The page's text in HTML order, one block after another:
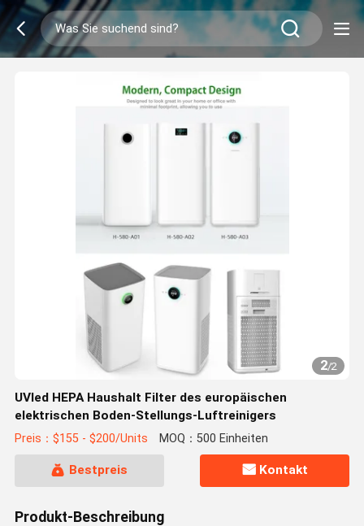
2/2
UVled HEPA Haushalt Filter des europäischen
elektrischen Boden-Stellungs-Luftreinigers
Preis：$155 - $200/Units MOQ：500 Einheiten
Bestpreis Kontakt
Produkt-Beschreibung